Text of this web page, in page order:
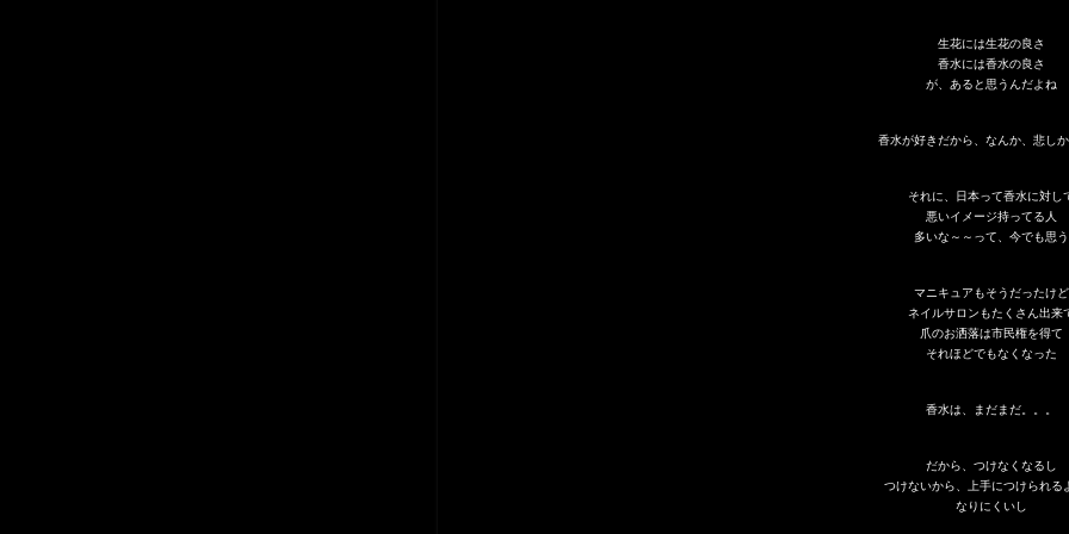
生花には生花の良さ
香水には香水の良さ
が、あると思うんだよね
香水が好きだから、なんか、悲し
それに、日本って香水に対し
悪いイメージ持ってる人
多いな～～って、今でも思う
マニキュアもそうだったけど
ネイルサロンもたくさん出来
爪のお洒落は市民権を得て
それほどでもなくなった
香水は、まだまだ。。。
だから、つけなくなるし
つけないから、上手につけられる
なりにくいし